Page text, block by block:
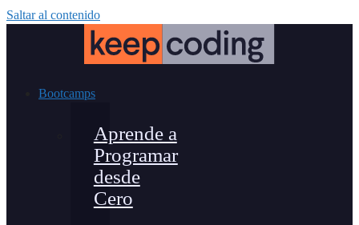
Saltar al contenido
Bootcamps
Aprende a
Programar
desde
Cero